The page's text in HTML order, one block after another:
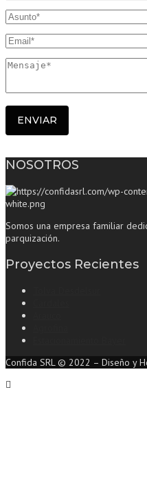
NOSOTROS
Somos una empresa familiar
parquización.
Proyectos Recientes
Confida SRL © 2022 – Diseño y